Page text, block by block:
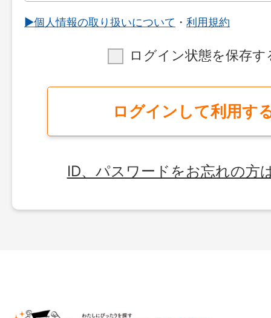
▶︎個人情報の取り扱いについて ・ 利用規約
ログイン状態を保存す
ログインして利用す
ID、パスワードをお忘れの方